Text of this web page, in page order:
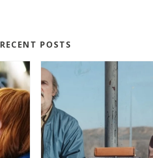
RECENT POSTS